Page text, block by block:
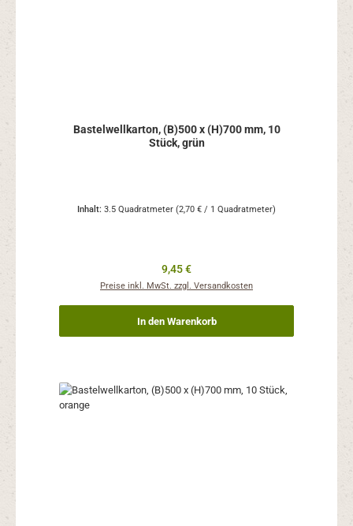
Bastelwellkarton, (B)500 x (H)700 mm, 10
Stück, grün
Inhalt: 3.5 Quadratmeter (2,70 € / 1 Quadratmeter)
Regulärer Preis:
9,45 €
Preise inkl. MwSt. zzgl. Versandkosten
In den Warenkorb